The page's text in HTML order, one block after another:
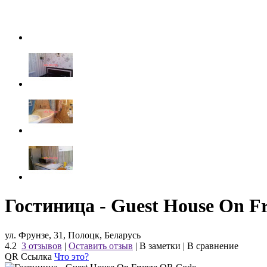
Гостиница - Guest House On
ул. Фрунзе, 31, Полоцк, Беларусь
4.2 3 отзывов | Оставить отзыв | В заметки | В сравнение
QR Ссылка Что это?